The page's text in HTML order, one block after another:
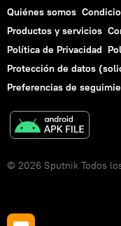
Quiénes somos
Productos y servicios
Política de Privacidad
Protección de datos
Preferencias de
© 2026 Sputnik Todos